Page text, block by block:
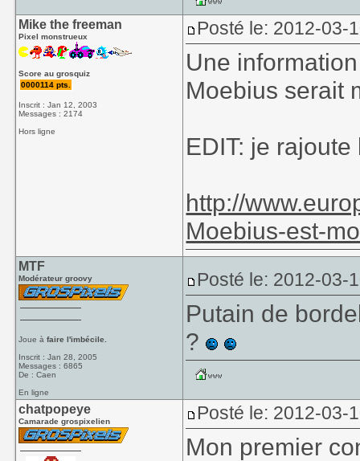
Mike the freeman
Pixel monstrueux
Score au grosquiz
0000114 pts.
Inscrit : Jan 12, 2003
Messages : 2174
Hors ligne
Posté le: 2012-03-
Une
Moebius serait
EDIT: je rajoute
http://
Moebius-est-
MTF
Modérateur groovy
Joue àfaire l'imbécile.
Inscrit : Jan 28, 2005
Messages : 6865
De : Caen
En ligne
Posté le: 2012-03-
Putain de
?
chatpopeye
Camarade grospixelien Posté le: 2012-03-
Mon premier